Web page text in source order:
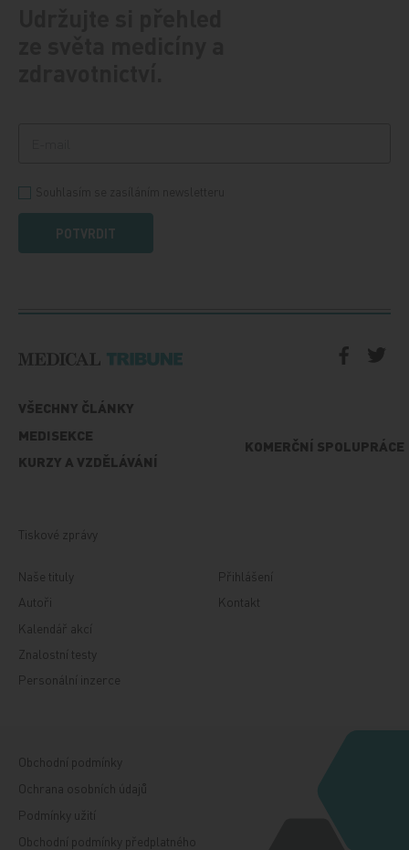
POTVRDIT
VŠECHNY ČLÁNKY
MEDISEKCE
KURZY A VZDĚLÁVÁNÍ
KOMERČNÍ SPOLUPRÁCE
Tiskové zprávy
Naše tituly
Autoři
Kalendář akcí
Znalostní testy
Personální inzerce
Přihlášení
Kontakt
Obchodní podmínky
Ochrana osobních údajů
Podmínky užití
Obchodní podmínky předplatného